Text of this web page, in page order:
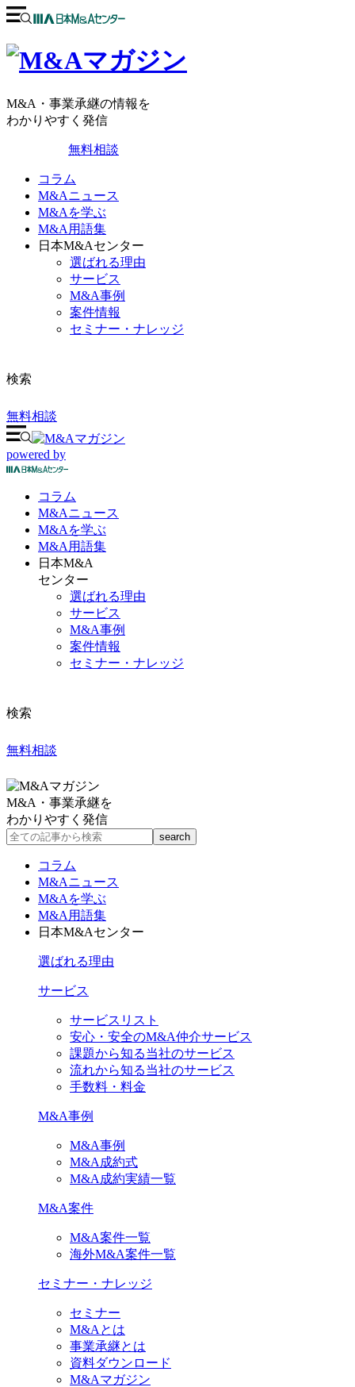
M&A・事業承継の情報を
わかりやすく発信
無料相談
コラム
M&Aニュース
M&Aを学ぶ
M&A用語集
日本M&Aセンター
選ばれる理由
サービス
M&A事例
案件情報
セミナー・ナレッジ
検索
無料相談
powered by
コラム
M&Aニュース
M&Aを学ぶ
M&A 用語集
日本M&A
センター
選ばれる理由
サービス
M&A事例
案件情報
セミナー・ナレッジ
検索
無料相談
M&A・事業承継を
わかりやすく発信
コラム
M&Aニュース
M&Aを学ぶ
M&A用語集
日本M&Aセンター
選ばれる理由
サービス
サービスリスト
安心・安全のM&A仲介サービス
課題から知る当社のサービス
流れから知る当社のサービス
手数料・料金
M&A事例
M&A事例
M&A成約式
M&A成約実績一覧
M&A案件
M&A案件一覧
海外M&A案件一覧
セミナー・ナレッジ
セミナー
M&Aとは
事業承継とは
資料ダウンロード
M&Aマガジン